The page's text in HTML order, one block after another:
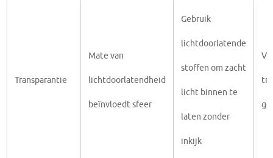
Transparantie
Mate van
lichtdoorlatendheid
beïnvloedt sfeer
Gebruik
lichtdoorlatende
stoffen om zacht
licht binnen te
laten zonder
inkijk